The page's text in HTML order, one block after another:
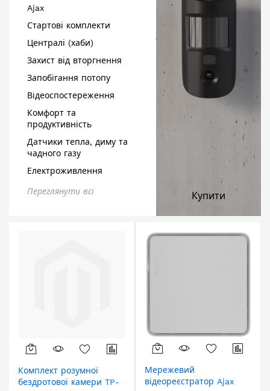
Ajax
Стартові комплекти
Централі (хаби)
Захист від вторгнення
Запобігання потопу
Відеоспостереження
Комфорт та
продуктивність
Датчики тепла, диму та
чадного газу
Електроживлення
Переглянути всі Купити
Комплект розумної
бездротової камери TP-
Мережевий
відеореєстратор Ajax